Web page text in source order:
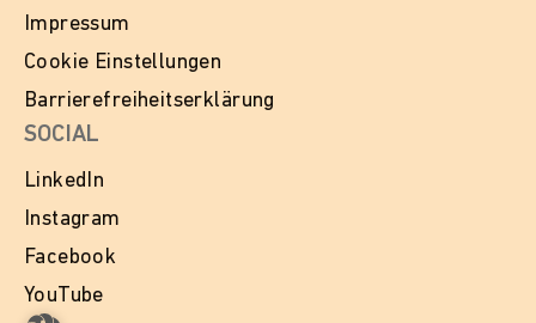
Impressum
Cookie Einstellungen
Barrierefreiheitserklärung
SOCIAL
LinkedIn
Instagram
Facebook
YouTube